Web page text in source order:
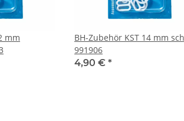
mm
BH-Zubehör KST 14 mm
991906
4,90 € *